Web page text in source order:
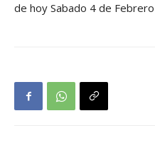
de hoy Sabado 4 de